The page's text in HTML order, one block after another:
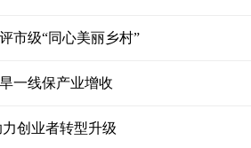
市级“同心美丽乡村”
一线保产业增收
创业者转型升级